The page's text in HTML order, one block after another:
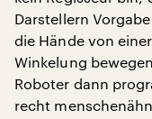
Darstellern
die Hände von
Winkelung
Roboter dann
recht